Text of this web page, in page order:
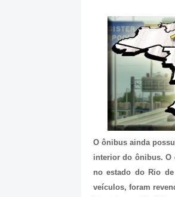
O ônibus ainda
interior do ônibus. O
no estado do Rio
veículos, foram